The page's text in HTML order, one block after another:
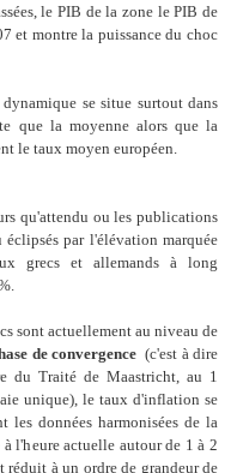
le PIB de la zone le PIB de
et montre la puissance du choc
se situe surtout dans
que la moyenne alors que la
le taux moyen européen.
qu'attendu ou les publications
éclipsés par l'élévation marquée
grecs et allemands à long
sont actuellement au niveau de
de convergence (c'est à dire
du Traité de Maastricht, au 1
unique), le taux d'inflation se
données harmonisées de la
l'heure actuelle autour de 1 à 2
à un ordre de grandeur de